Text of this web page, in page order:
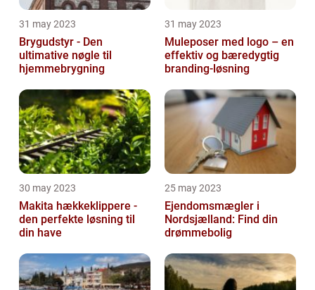
31 may 2023
Brygudstyr - Den
ultimative nøgle til
hjemmebrygning
31 may 2023
Muleposer med logo – en
effektiv og bæredygtig
branding-løsning
30 may 2023
Makita hækkeklippere -
den perfekte løsning til
din have
25 may 2023
Ejendomsmægler i
Nordsjælland: Find din
drømmebolig